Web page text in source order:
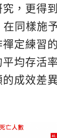
，更得
同樣施
定練習
平均存活
成效差